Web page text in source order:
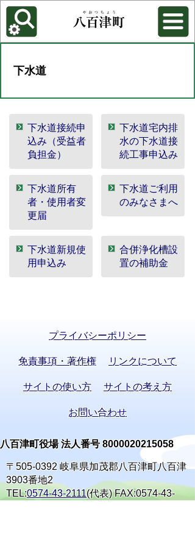
各種機能
背景色を変更する
下水道
下水道接続申
込み（受益者
負担金）
下水道宅内排
水の下水道接
続工事申込み
下水道所有
者・使用者変
更届
下水道ご利用
のみなさまへ
下水道新規使
用申込み
合併浄化槽設
置の補助金
プライバシーポリシー
免責事項・著作権 リンクについて
サイトの使い方 サイトの考え方
お問い合わせ
八百津町役場 法人番号 8000020215058
〒505-0392 岐阜県加茂郡八百津町八百津
3903番地2
TEL:0574-43-2111(代表) FAX:0574-43-